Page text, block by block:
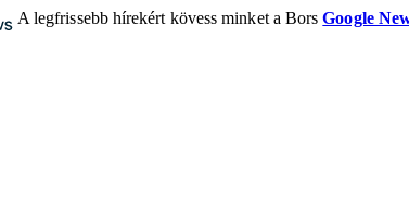
A legfrissebb hírekért kövess minket a BorsGoogle